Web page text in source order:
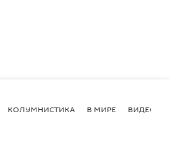
КОЛУМНИСТИКА В МИРЕ ВИДЕО